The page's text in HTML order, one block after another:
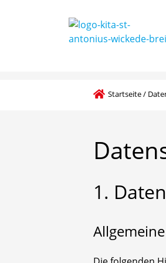
Startseite/
1.